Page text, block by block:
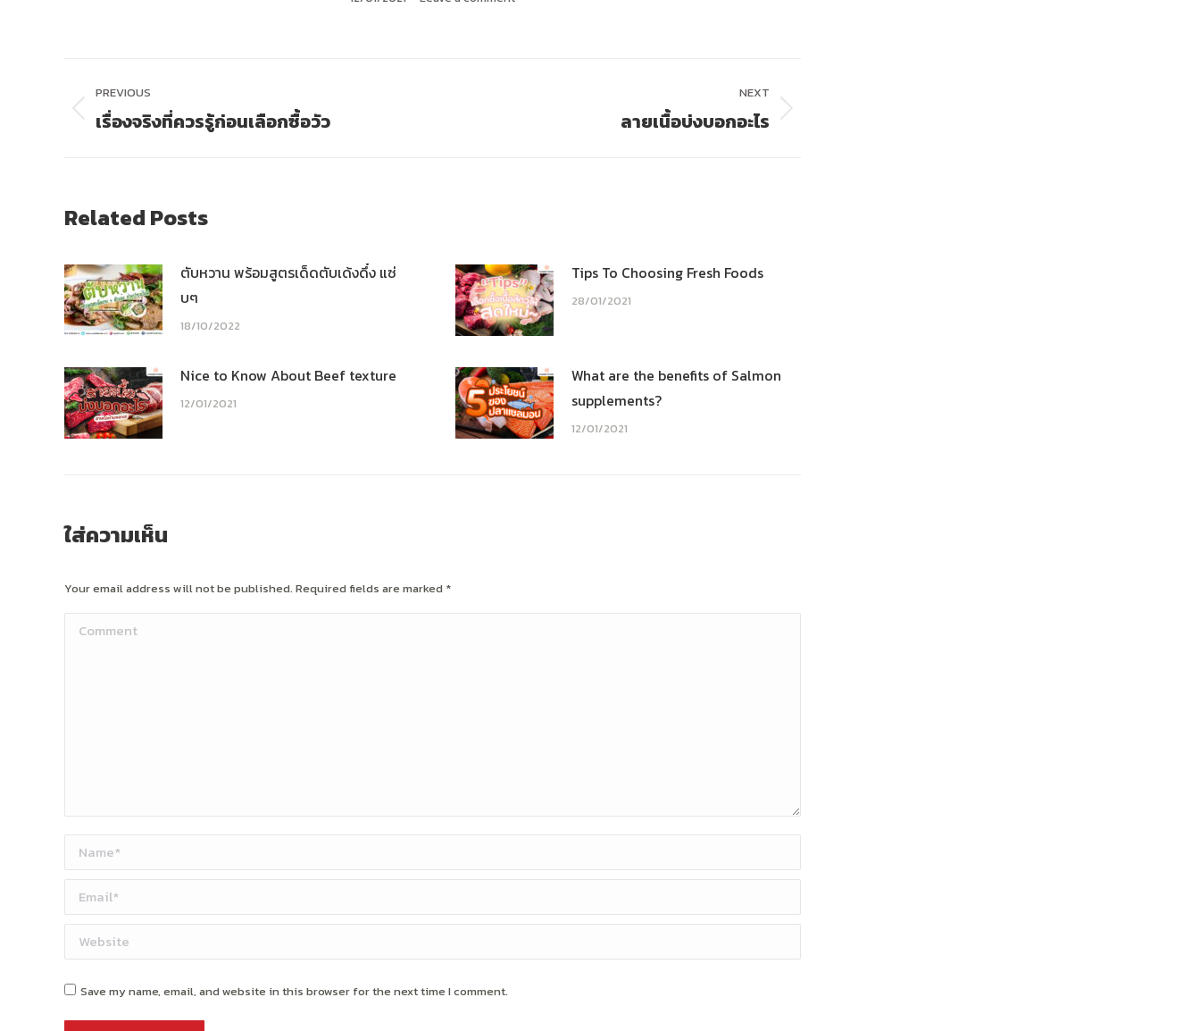
navigation
PREVIOUS
Previous
เรื่องจริงที่ควรรู้ก่อนเลือกซื้อวัว
NEXT
ลายเนื้อบ่งบอกอะไร
Related Posts
ตับหวาน พร้อมสูตรเด็ดตับเด้งดึ๋ง แซ่
บๆ
18/10/2022
Tips To Choosing Fresh Foods
28/01/2021
Nice to Know About Beef texture
12/01/2021
What are the benefits of Salmon
supplements?
12/01/2021
ใส่ความเห็น
Your email address will not be published. Required fields are marked *
Comment
Name *
Email *
Website
Save my name, email, and website in this browser for the next time I comment.